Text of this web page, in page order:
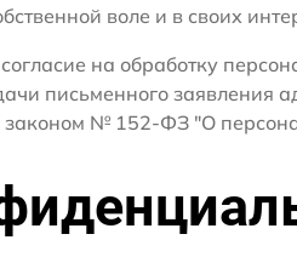
воле и в своих
на обработку
письменного
№ 152-ФЗ "О